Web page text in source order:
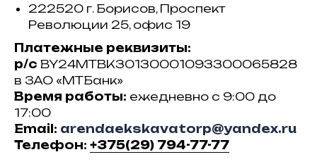
222520 г. Борисов, Проспект
Революции 25, офис 19
Платежные реквизиты:
р/с BY24MTBK30130001093300065828
в ЗАО «МТБанк»
Время работы: ежедневно с 9:00 до
17:00
Email: arendaekskavatorp@yandex.ru
Телефон: +375(29) 794-77-77